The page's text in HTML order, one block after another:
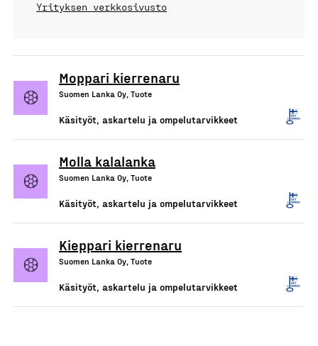
Yrityksen verkkosivusto
Moppari kierrenaru
Suomen Lanka Oy, Tuote
Käsityöt, askartelu ja ompelutarvikkeet
Molla kalalanka
Suomen Lanka Oy, Tuote
Käsityöt, askartelu ja ompelutarvikkeet
Kieppari kierrenaru
Suomen Lanka Oy, Tuote
Käsityöt, askartelu ja ompelutarvikkeet